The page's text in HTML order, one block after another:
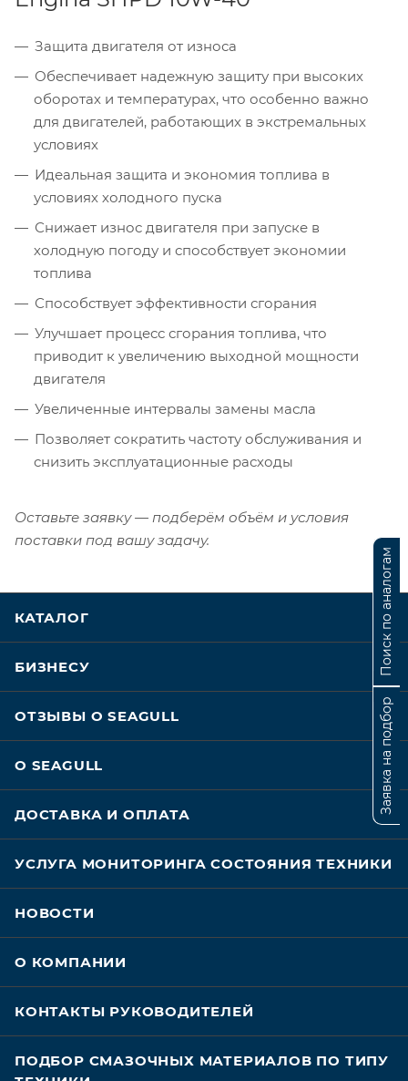
Защита двигателя от износа
Обеспечивает надежную защиту при высоких
оборотах и температурах, что особенно важно
для двигателей, работающих в экстремальных
условиях
Идеальная защита и экономия топлива в
условиях холодного пуска
Снижает износ двигателя при запуске в
холодную погоду и способствует экономии
топлива
Способствует эффективности сгорания
Улучшает процесс сгорания топлива, что
приводит к увеличению выходной мощности
двигателя
Увеличенные интервалы замены масла
Позволяет сократить частоту обслуживания и
снизить эксплуатационные расходы
Оставьте заявку — подберём объём и условия
поставки под вашу задачу.
КАТАЛОГ
БИЗНЕСУ
ОТЗЫВЫ О SEAGULL
О SEAGULL
ДОСТАВКА И ОПЛАТА
УСЛУГА МОНИТОРИНГА СОСТОЯНИЯ ТЕХНИКИ
НОВОСТИ
О КОМПАНИИ
КОНТАКТЫ РУКОВОДИТЕЛЕЙ
ПОДБОР СМАЗОЧНЫХ МАТЕРИАЛОВ ПО ТИПУ
Заявка на подбор
Поиск по аналогам